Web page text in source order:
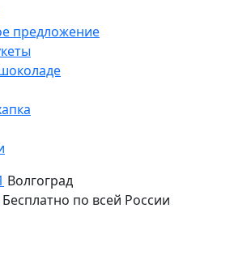
предложение
Волгоград
Бесплатно по всей России